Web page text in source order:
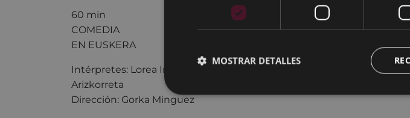
60 min
COMEDIA
EN EUSKERA
Intérpretes: Lorea Intxausti, Nerea Elizalde, Albar Cirarda, Mikele
Arizkorreta
Dirección: Gorka Minguez
MOSTRAR DETALLES